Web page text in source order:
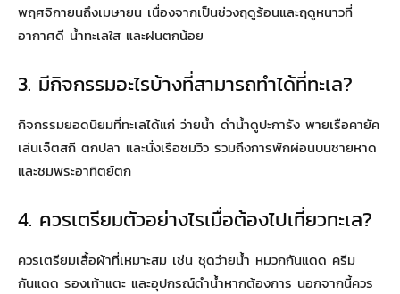
พฤศจิกายนถึงเมษายน เนื่องจากเป็นช่วงฤดูร้อนและฤดูหนาวที่
อากาศดี น้ำทะเลใส และฝนตกน้อย
3. มีกิจกรรมอะไรบ้างที่สามารถทำได้ที่ทะเล?
กิจกรรมยอดนิยมที่ทะเลได้แก่ ว่ายน้ำ ดำน้ำดูปะการัง พายเรือคายัค
เล่นเจ็ตสกี ตกปลา และนั่งเรือชมวิว รวมถึงการพักผ่อนบนชายหาด
และชมพระอาทิตย์ตก
4. ควรเตรียมตัวอย่างไรเมื่อต้องไปเที่ยวทะเล?
ควรเตรียมเสื้อผ้าที่เหมาะสม เช่น ชุดว่ายน้ำ หมวกกันแดด ครีม
กันแดด รองเท้าแตะ และอุปกรณ์ดำน้ำหากต้องการ นอกจากนี้ควร